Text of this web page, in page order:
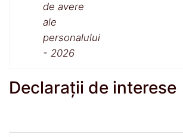
de avere
ale
personalului
- 2026
Declarații de interese